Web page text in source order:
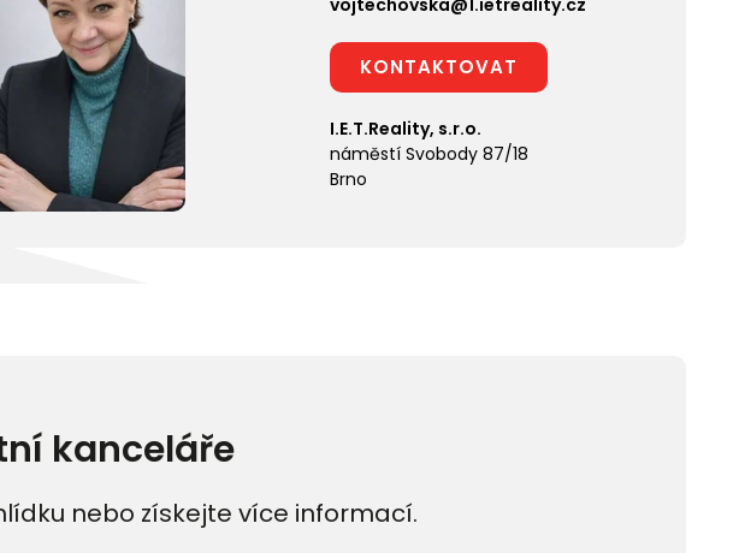
KONTAKTOVAT
I.E.T.Reality, s.r.o.
náměstí Svobody 87/18
Brno
kanceláře
nebo získejte více informací.